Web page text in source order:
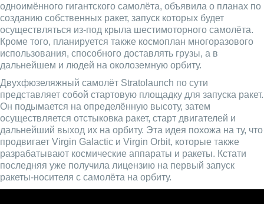
одноимённого гигантского самолёта, объявила о планах по
созданию собственных ракет, запуск которых будет
осуществляться из-под крыла шестимоторного самолёта.
Кроме того, планируется также космоплан многоразового
использования, способного доставлять грузы, а в
дальнейшем и людей на околоземную орбиту.
Двухфюзеляжный самолёт Stratolaunch по сути
представляет собой стартовую площадку для запуска ракет.
Он подымается на определённую высоту, затем
осуществляется отстыковка ракет, старт двигателей и
дальнейший выход их на орбиту. Эта идея похожа на ту, что
продвигает Virgin Galactic и Virgin Orbit, которые также
разрабатывают космические аппараты и ракеты. Кстати
последняя уже получила лицензию на первый запуск
ракеты-носителя с самолёта на орбиту.